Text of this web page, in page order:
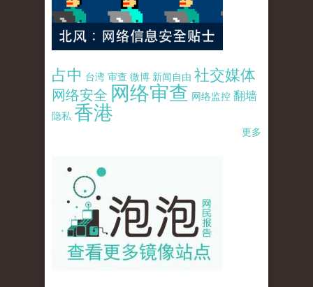
占中 台湾 审查 微博 新闻自由 社交媒体
网络安全 网络审查 网络监控 翻墙
隐私 香港
更多
pao-pao-banner-mirror-site-120814.jpg